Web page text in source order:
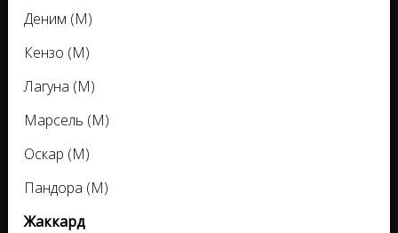
Деним (M)
Кензо (M)
Лагуна (M)
Марсель (M)
Оскар (M)
Пандора (M)
Жаккард